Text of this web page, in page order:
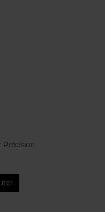
Précision